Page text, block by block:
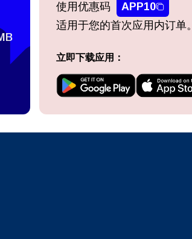
if your device supports eSIM
mobile carrier to request an eSIM activation.
Once activated, you can enjoy the benefits
使用优惠码
APP10
适用于您的首次应用内订单。
立即下载应用：
登录或注册
或在几秒钟内创建一个新账户。